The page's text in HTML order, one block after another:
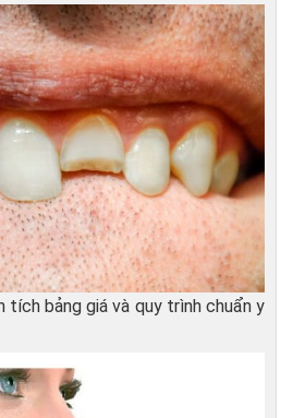
tích bảng giá và quy trình chuẩn y